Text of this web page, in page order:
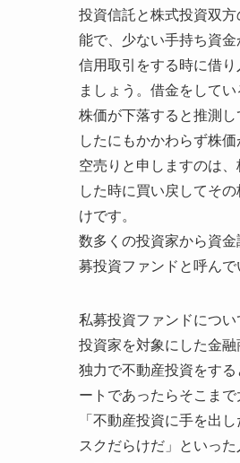
投資信託と株式投資双
能で、少ない手持ち資
信用取引をする時に借
ましょう。借金をして
株価が下落すると推測
したにもかかわらず株
空売りと申しますのは
した時に買い戻してそ
けです。
数多くの投資家から資
募投資ファンドと呼んで
私募投資ファンドにつ
投資家を対象にした金融
独力で不動産投資をす
ートであったらそこま
「不動産投資に手を出
スクだらけだ」といっ